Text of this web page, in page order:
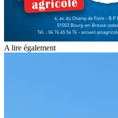
A lire également